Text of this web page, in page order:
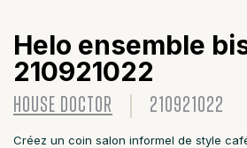
Helo ensemble
210921022
HOUSE DOCTOR 210921022
Créez un coin salon informel de style